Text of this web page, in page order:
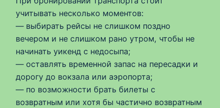
учитывать несколько моментов:
— выбирать рейсы не слишком поздно
вечером и не слишком рано утром, чтобы не
начинать уикенд с недосыпа;
— оставлять временной запас на пересадки и
дорогу до вокзала или аэропорта;
— по возможности брать билеты с
возвратным или хотя бы частично возвратным